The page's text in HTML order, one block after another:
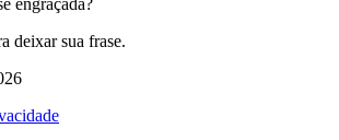
engraçada?
deixar sua frase.